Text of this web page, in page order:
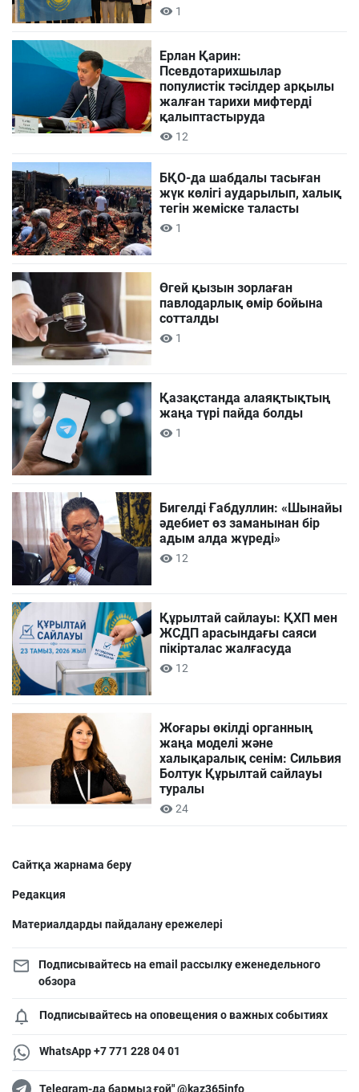
1
Ерлан Қарин:
Псевдотарихшылар
популистік тәсілдер арқылы
жалған тарихи мифтерді
қалыптастыруда
12
БҚО-да шабдалы тасыған
жүк көлігі аударылып, халық
тегін жеміске таласты
1
Өгей қызын зорлаған
павлодарлық өмір бойына
сотталды
1
Қазақстанда алаяқтықтың
жаңа түрі пайда болды
1
Бигелді Ғабдуллин: «Шынайы
әдебиет өз заманынан бір
адым алда жүреді»
12
Құрылтай сайлауы: ҚХП мен
ЖСДП арасындағы саяси
пікірталас жалғасуда
12
Жоғары өкілді органның
жаңа моделі және
халықаралық сенім: Сильвия
Болтук Құрылтай сайлауы
туралы
24
Сайтқа жарнама беру
Редакция
Материалдарды пайдалану ережелері
Подписывайтесь на email рассылку еженедельного
обзора
Подписывайтесь на оповещения о важных событиях
WhatsApp +7 771 228 04 01
Telegram-да бармыз ғой" @kaz365info